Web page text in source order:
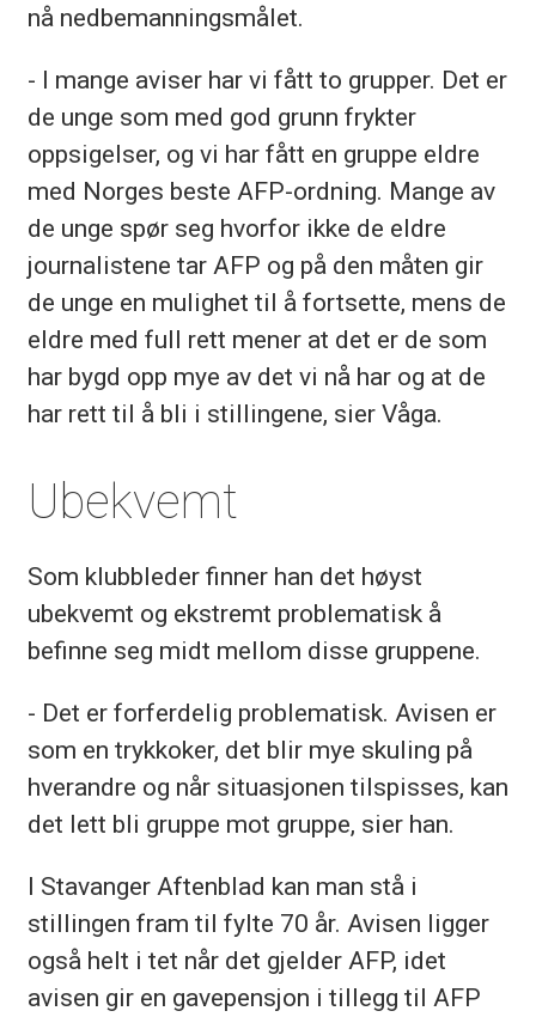
nå nedbemanningsmålet.
- I mange aviser har vi fått to grupper. Det er
de unge som med god grunn frykter
oppsigelser, og vi har fått en gruppe eldre
med Norges beste AFP-ordning. Mange av
de unge spør seg hvorfor ikke de eldre
journalistene tar AFP og på den måten gir
de unge en mulighet til å fortsette, mens de
eldre med full rett mener at det er de som
har bygd opp mye av det vi nå har og at de
har rett til å bli i stillingene, sier Våga.
Ubekvemt
Som klubbleder finner han det høyst
ubekvemt og ekstremt problematisk å
befinne seg midt mellom disse gruppene.
- Det er forferdelig problematisk. Avisen er
som en trykkoker, det blir mye skuling på
hverandre og når situasjonen tilspisses, kan
det lett bli gruppe mot gruppe, sier han.
I Stavanger Aftenblad kan man stå i
stillingen fram til fylte 70 år. Avisen ligger
også helt i tet når det gjelder AFP, idet
avisen gir en gavepensjon i tillegg til AFP